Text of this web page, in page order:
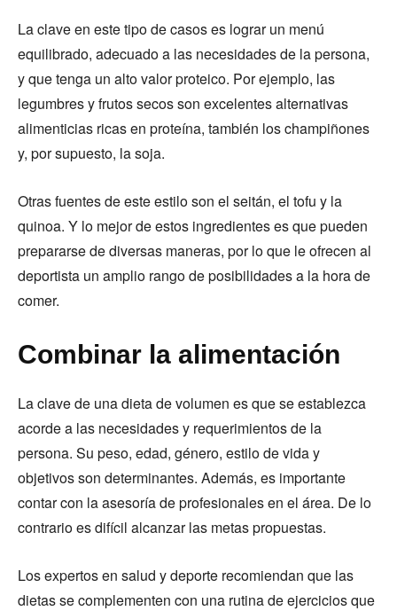
La clave en este tipo de casos es lograr un menú
equilibrado, adecuado a las necesidades de la persona,
y que tenga un alto valor proteico. Por ejemplo, las
legumbres y frutos secos son excelentes alternativas
alimenticias ricas en proteína, también los champiñones
y, por supuesto, la soja.
Otras fuentes de este estilo son el seitán, el tofu y la
quinoa. Y lo mejor de estos ingredientes es que pueden
prepararse de diversas maneras, por lo que le ofrecen al
deportista un amplio rango de posibilidades a la hora de
comer.
Combinar la alimentación
La clave de una dieta de volumen es que se establezca
acorde a las necesidades y requerimientos de la
persona. Su peso, edad, género, estilo de vida y
objetivos son determinantes. Además, es importante
contar con la asesoría de profesionales en el área. De lo
contrario es difícil alcanzar las metas propuestas.
Los expertos en salud y deporte recomiendan que las
dietas se complementen con una rutina de ejercicios que